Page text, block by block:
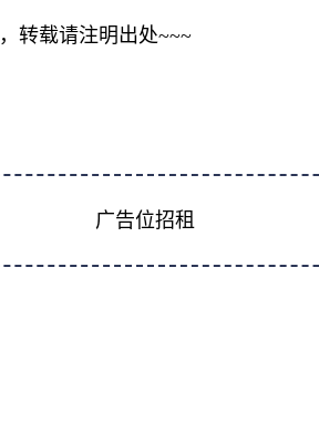
，转载请注明出处~~~
广告位招租